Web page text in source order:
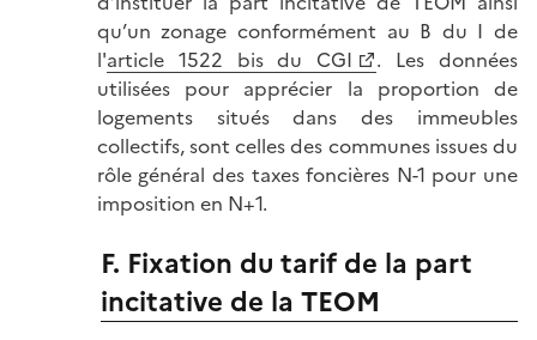
qu’un zonage conformément au B du I de
l'article 1522 bis du CGI
. Les données
utilisées pour apprécier la proportion de
logements situés dans des immeubles
collectifs, sont celles des communes issues du
rôle général des taxes foncières N-1 pour une
imposition en N+1.
F. Fixation du tarif de la part
incitative de la TEOM